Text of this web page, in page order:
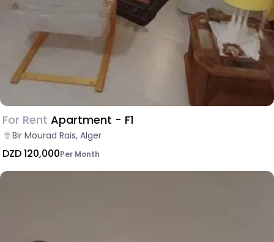
For Rent Apartment - F1
Bir Mourad Rais, Alger
DZD 120,000Per Month